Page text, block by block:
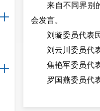
来自不同界别的
会发言。
刘璇委员代表民
刘云川委员代表
焦艳军委员代表
罗国燕委员代表